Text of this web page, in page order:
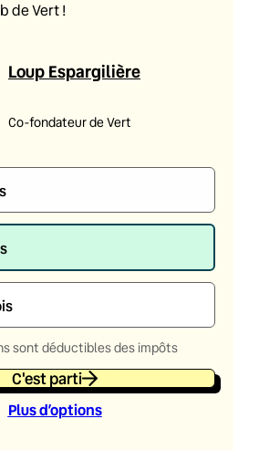
de Vert !
Loup Espargilière
Co-fondateur de Vert
sont déductibles des impôts
C'est parti
Plus d’options